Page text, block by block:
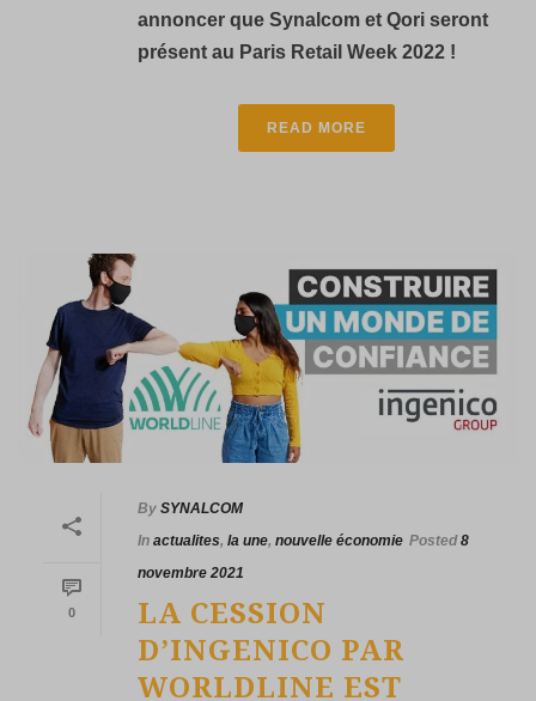
annoncer que Synalcom et Qori seront
présent au Paris Retail Week 2022 !
READ MORE
0
By SYNALCOM
In actualites, la une, nouvelle économie Posted 8
novembre 2021
LA CESSION
D’INGENICO PAR
WORLDLINE EST